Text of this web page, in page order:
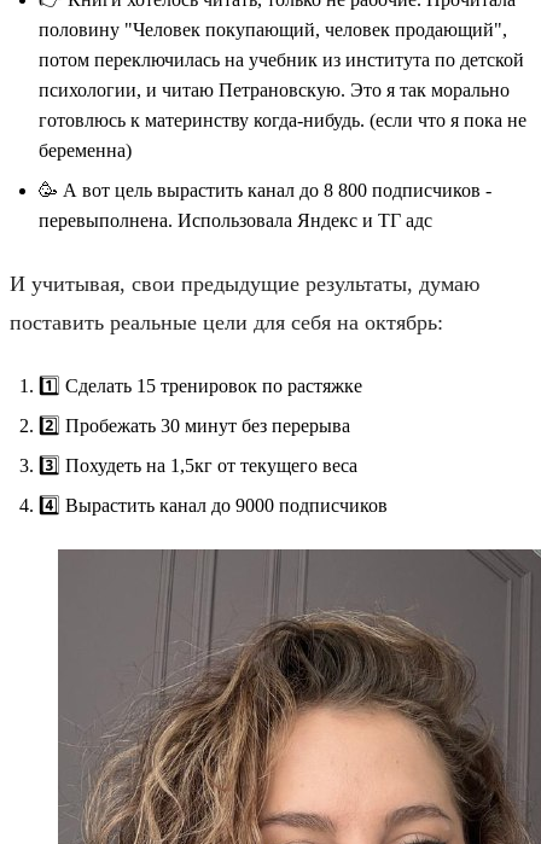
половину "Человек покупающий, человек продающий",
потом переключилась на учебник из института по детской
психологии, и читаю Петрановскую. Это я так морально
готовлюсь к материнству когда-нибудь. (если что я пока не
беременна)
🥳 А вот цель вырастить канал до 8 800 подписчиков -
перевыполнена. Использовала Яндекс и ТГ адс
И учитывая, свои предыдущие результаты, думаю
поставить реальные цели для себя на октябрь:
1️⃣ Сделать 15 тренировок по растяжке
2️⃣ Пробежать 30 минут без перерыва
3️⃣ Похудеть на 1,5кг от текущего веса
4️⃣ Вырастить канал до 9000 подписчиков